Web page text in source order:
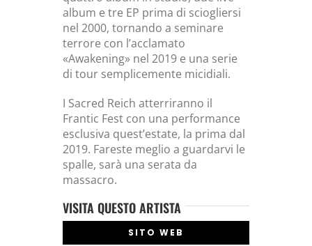
album e tre EP prima di sciogliersi
nel 2000, tornando a seminare
terrore con l’acclamato
«Awakening» nel 2019 e una serie
di tour semplicemente micidiali.
I Sacred Reich atterriranno il
Frantic Fest con una performance
esclusiva quest’estate, la prima dal
2019. Fareste meglio a guardarvi le
spalle, sarà una serata da
massacro.
VISITA QUESTO ARTISTA
SITO WEB